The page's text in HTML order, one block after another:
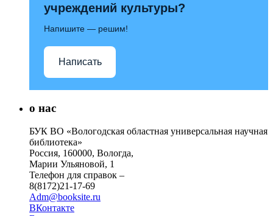
учреждений культуры?
Напишите — решим!
Написать
о нас
БУК ВО «Вологодская областная универсальная научная
библиотека»
Россия, 160000, Вологда,
Марии Ульяновой, 1
Телефон для справок –
8(8172)21-17-69
Adm@booksite.ru
ВКонтакте